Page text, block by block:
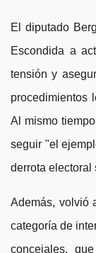
El diputado
Escondida a
tensión y
procedimientos
Al mismo
seguir "el
derrota electoral
Además, volvió
categoría de
concejales,